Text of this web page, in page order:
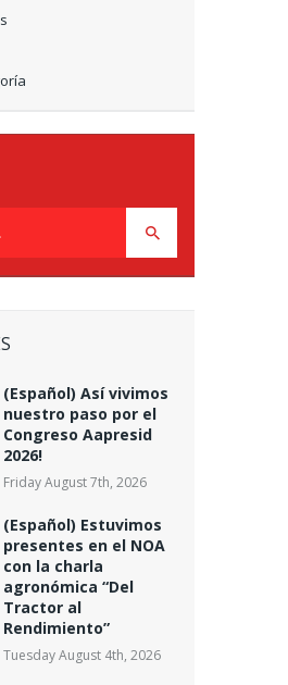
(Español) Así vivimos
nuestro paso por el
Congreso Aapresid
2026!
Friday August 7th, 2026
(Español) Estuvimos
presentes en el NOA
con la charla
agronómica “Del
Tractor al
Rendimiento”
Tuesday August 4th, 2026